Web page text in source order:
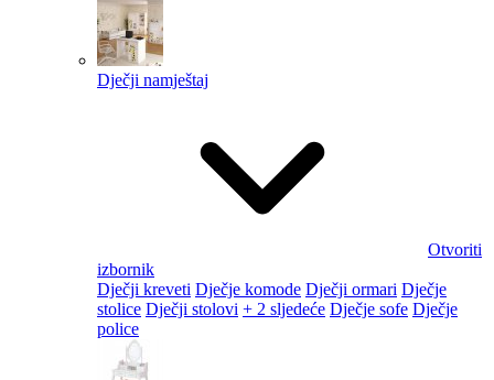
Dječji namještaj
Otvoriti
izbornik
Dječji kreveti Dječje komode Dječji ormari Dječje
stolice Dječji stolovi + 2 sljedeće Dječje sofe Dječje
police